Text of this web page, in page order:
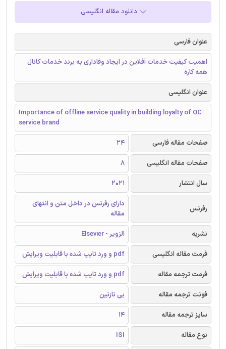
دانلود مقاله انگلیسی
عنوان فارسی
اهمیت کیفیت خدمات آفلاین در ایجاد وفاداری به برند خدمات کانال
همه‌ کاره
عنوان انگلیسی
Importance of offline service quality in building loyalty of OC
service brand
صفحات مقاله فارسی
24
صفحات مقاله انگلیسی
8
سال انتشار
2021
رفرنس
دارای رفرنس در داخل متن و انتهای
مقاله
نشریه
الزویر - Elsevier
فرمت مقاله انگلیسی
pdf و ورد تایپ شده با قابلیت ویرایش
فرمت ترجمه مقاله
pdf و ورد تایپ شده با قابلیت ویرایش
فونت ترجمه مقاله
بی نازنین
سایز ترجمه مقاله
14
نوع مقاله
ISI